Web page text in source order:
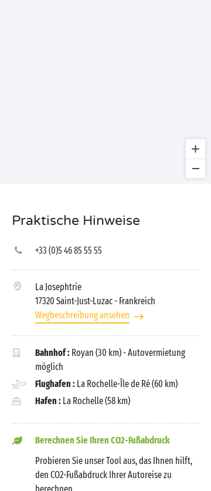
Praktische Hinweise
+33 (0)5 46 85 55 55
La Josephtrie
17320 Saint-Just-Luzac- Frankreich
Wegbeschreibung ansehen
Bahnhof : Royan (30 km) - Autovermietung
möglich
Flughafen : La Rochelle-Île de Ré (60 km)
Hafen : La Rochelle (58 km)
Berechnen Sie Ihren CO2-Fußabdruck
Probieren Sie unser Tool aus, das Ihnen hilft,
den CO2-Fußabdruck Ihrer Autoreise zu